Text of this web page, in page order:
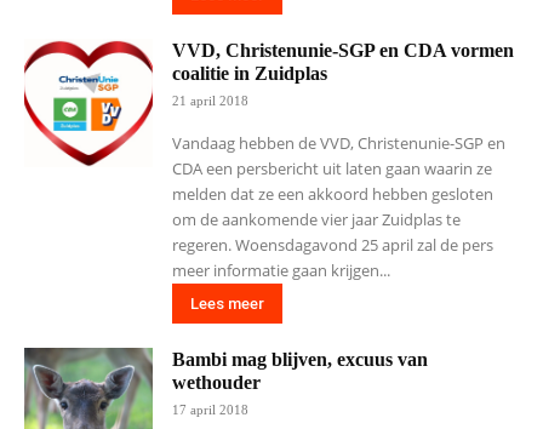
VVD, Christenunie-SGP en CDA vormen
coalitie in Zuidplas
21 april 2018
Vandaag hebben de VVD, Christenunie-SGP en
CDA een persbericht uit laten gaan waarin ze
melden dat ze een akkoord hebben gesloten
om de aankomende vier jaar Zuidplas te
regeren. Woensdagavond 25 april zal de pers
meer informatie gaan krijgen...
Lees meer
Bambi mag blijven, excuus van
wethouder
17 april 2018